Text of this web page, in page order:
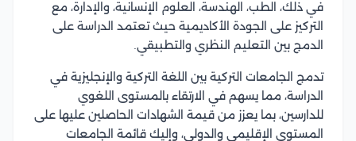
في ذلك، الطب، الهندسة، العلوم الإنسانية، والإدارة، مع
التركيز على الجودة الأكاديمية حيث تعتمد الدراسة على
الدمج بين التعليم النظري والتطبيقي.
تدمج الجامعات التركية بين اللغة التركية والإنجليزية في
الدراسة، مما يسهم في الارتقاء بالمستوى اللغوي
للدارسين، بما يعزز من قيمة الشهادات الحاصلين عليها على
المستوى الإقليمي والدولي، وإليك قائمة الجامعات